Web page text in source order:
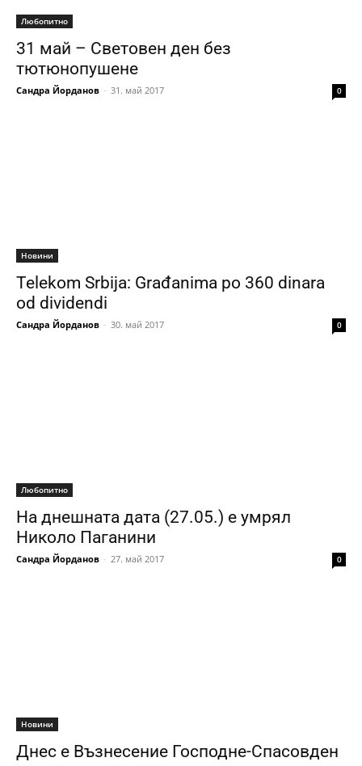
Любопитно
31 май – Световен ден без
тютюнопушене
Сандра Йорданов - 31. май 2017 0
Новини
Telekom Srbija: Građanima po 360 dinara
od dividendi
Сандра Йорданов - 30. май 2017 0
Любопитно
На днешната дата (27.05.) е умрял
Николо Паганини
Сандра Йорданов - 27. май 2017 0
Новини
Днес е Възнесение Господне-Спасовден